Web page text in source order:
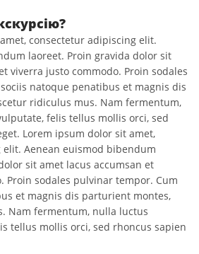
consectetur adipiscing elit.
laoreet. Proin gravida dolor sit
viverra justo commodo. Proin sodales
natoque penatibus et magnis dis
ridiculus mus. Nam fermentum,
felis tellus mollis orci, sed
Lorem ipsum dolor sit amet,
Aenean euismod bibendum
sit amet lacus accumsan et
Proin sodales pulvinar tempor. Cum
et magnis dis parturient montes,
Nam fermentum, nulla luctus
tellus mollis orci, sed rhoncus sapien